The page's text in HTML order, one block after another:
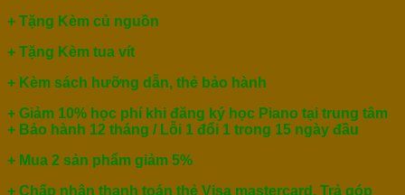
+ Tặng Kèm củ nguồn
+ Tặng Kèm tua vít
+ Kèm sách hưỡng dẫn, thẻ bảo hành
+ Giảm 10% học phí khi đăng ký học Piano tại trung tâm
+ Bảo hành 12 tháng / Lỗi 1 đổi 1 trong 15 ngày đầu
+ Mua 2 sản phẩm giảm 5%
+ Chấp nhận thanh toán thẻ Visa mastercard, Trả góp